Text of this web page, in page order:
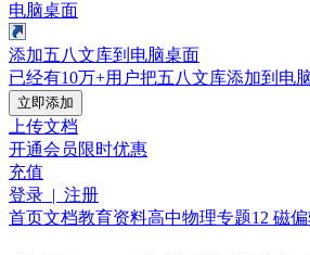
电脑桌面
添加五八文库到电脑桌面
已经有10万+用户把五八文库添加到电
立即添加
上传文档
开通会员限时优惠
充值
登录 | 注册
首页文档教育资料高中物理专题12 磁